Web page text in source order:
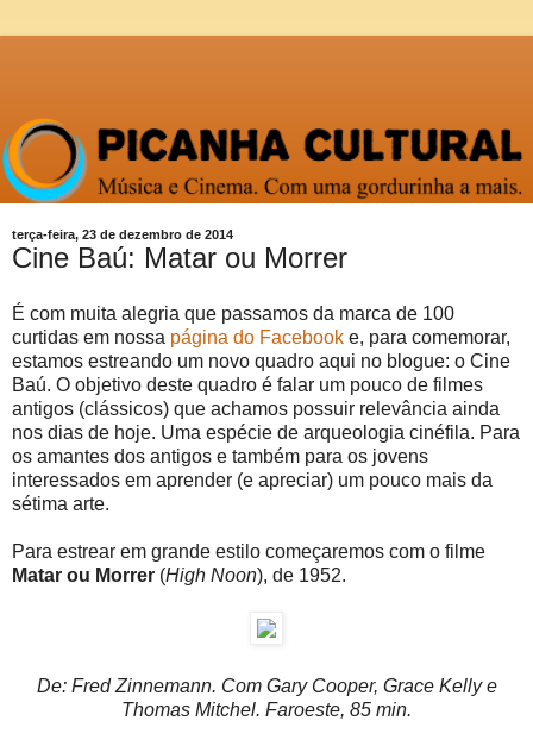
terça-feira, 23 de dezembro de 2014
Cine Baú: Matar ou Morrer
É com muita alegria que passamos da marca de 100
curtidas em nossa página do Facebook e, para comemorar,
estamos estreando um novo quadro aqui no blogue: o Cine
Baú. O objetivo deste quadro é falar um pouco de filmes
antigos (clássicos) que achamos possuir relevância ainda
nos dias de hoje. Uma espécie de arqueologia cinéfila. Para
os amantes dos antigos e também para os jovens
interessados em aprender (e apreciar) um pouco mais da
sétima arte.
Para estrear em grande estilo começaremos com o filme
Matar ou Morrer (High Noon), de 1952.
De: Fred Zinnemann. Com Gary Cooper, Grace Kelly e
Thomas Mitchel. Faroeste, 85 min.